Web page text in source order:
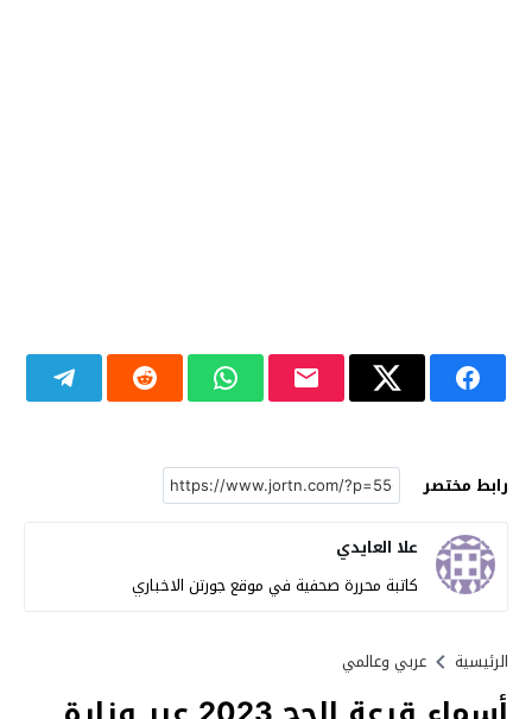
رابط مختصر
علا العايدي
كاتبة محررة صحفية في موقع جورتن الاخباري
الرئيسية عربي وعالمي